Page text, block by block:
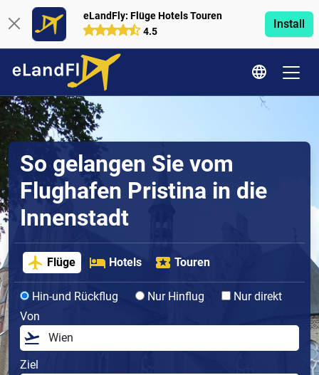
eLandFly: Flüge Hotels Touren
4.5
Install
So gelangen Sie vom
Flughafen Pristina in die
Innenstadt
Flüge Hotels Touren
Hin-und Rückflug Nur Hinflug
Nur direkt
Von
Ziel